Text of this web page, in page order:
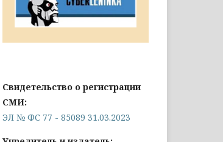
Свидетельство о регистрации
СМИ:
ЭЛ № ФС 77 - 85089 31.03.2023